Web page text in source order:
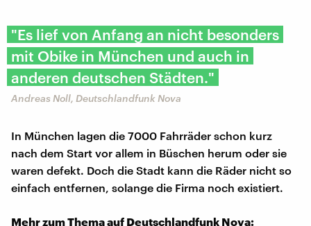
"Es lief von Anfang an nicht besonders
mit Obike in München und auch in
anderen deutschen Städten."
Andreas Noll, Deutschlandfunk Nova
In München lagen die 7000 Fahrräder schon kurz
nach dem Start vor allem in Büschen herum oder sie
waren defekt. Doch die Stadt kann die Räder nicht so
einfach entfernen, solange die Firma noch existiert.
Mehr zum Thema auf Deutschlandfunk Nova: